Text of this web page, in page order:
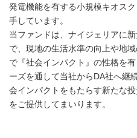
発電機能を有する小規模キオス
手しています。
当ファンドは、ナイジェリアに
で、現地の生活水準の向上や地
で『社会インパクト』の性格を
ーズを通して当社からDA社へ継
会インパクトをもたらす新たな
をご提供してまいります。